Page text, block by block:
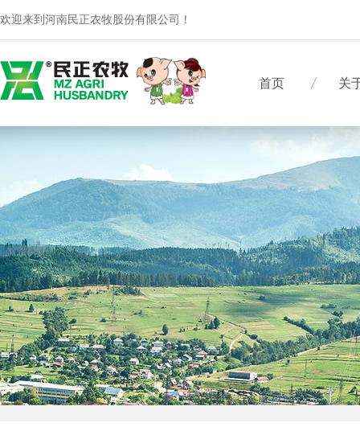
欢迎来到河南民正农牧股份有限公司！
首页 关